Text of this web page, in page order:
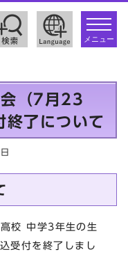
toggle
メニュー
会（7月23
終了について
校 中学3年生の生
受付を終了しまし